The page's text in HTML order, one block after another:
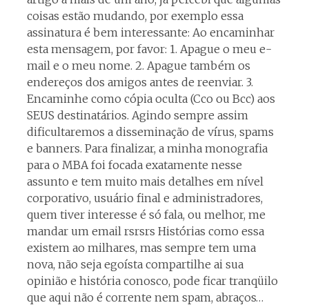
coisas estão mudando, por exemplo essa
assinatura é bem interessante: Ao encaminhar
esta mensagem, por favor: 1. Apague o meu e-
mail e o meu nome. 2. Apague também os
endereços dos amigos antes de reenviar. 3.
Encaminhe como cópia oculta (Cco ou Bcc) aos
SEUS destinatários. Agindo sempre assim
dificultaremos a disseminação de vírus, spams
e banners. Para finalizar, a minha monografia
para o MBA foi focada exatamente nesse
assunto e tem muito mais detalhes em nível
corporativo, usuário final e administradores,
quem tiver interesse é só fala, ou melhor, me
mandar um email rsrsrs Histórias como essa
existem ao milhares, mas sempre tem uma
nova, não seja egoísta compartilhe ai sua
opinião e história conosco, pode ficar tranqüilo
que aqui não é corrente nem spam, abraços…